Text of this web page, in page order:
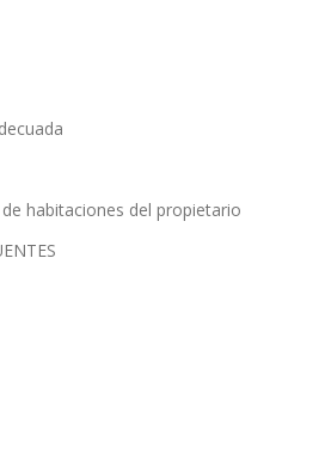
habitaciones del propietario